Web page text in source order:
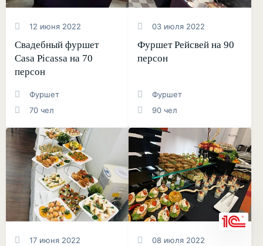
12 июня 2022
Свадебный фуршет
Casa Picassa на 70
персон
Фуршет
70 чел
03 июля 2022
Фуршет Рейсвей на 90
персон
Фуршет
90 чел
17 июня 2022 08 июля 2022